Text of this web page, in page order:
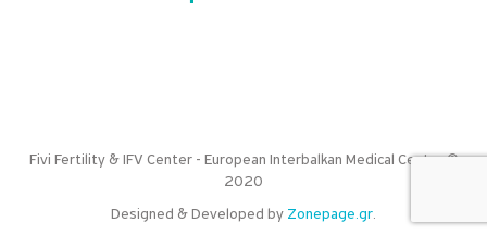
Fivi Fertility & IFV Center - European Interbalkan Medical Center ©
2020
Designed & Developed by Zonepage.gr.